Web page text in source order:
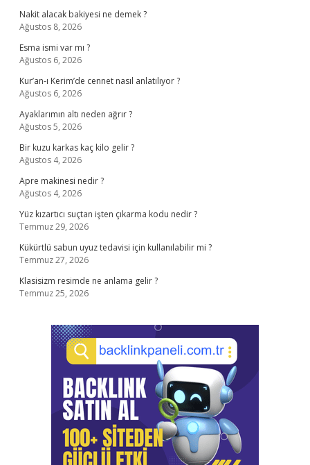
Nakit alacak bakiyesi ne demek ?
Ağustos 8, 2026
Esma ismi var mı ?
Ağustos 6, 2026
Kur’an-ı Kerim’de cennet nasıl anlatılıyor ?
Ağustos 6, 2026
Ayaklarımın altı neden ağrır ?
Ağustos 5, 2026
Bir kuzu karkas kaç kilo gelir ?
Ağustos 4, 2026
Apre makinesi nedir ?
Ağustos 4, 2026
Yüz kızartıcı suçtan işten çıkarma kodu nedir ?
Temmuz 29, 2026
Kükürtlü sabun uyuz tedavisi için kullanılabilir mi ?
Temmuz 27, 2026
Klasisizm resimde ne anlama gelir ?
Temmuz 25, 2026